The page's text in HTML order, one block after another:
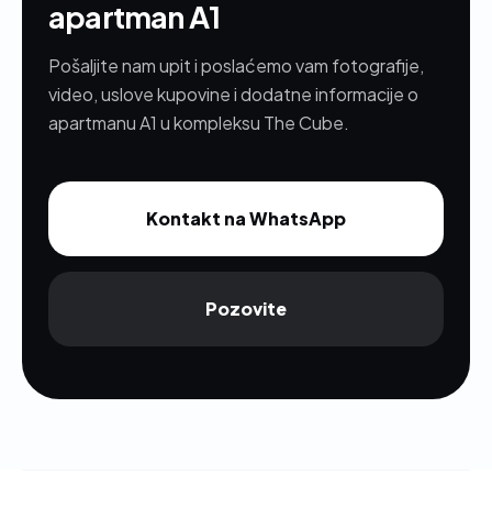
apartman A1
Pošaljite nam upit i poslaćemo vam fotografije,
video, uslove kupovine i dodatne informacije o
apartmanu A1 u kompleksu The Cube.
Kontakt na WhatsApp
Pozovite